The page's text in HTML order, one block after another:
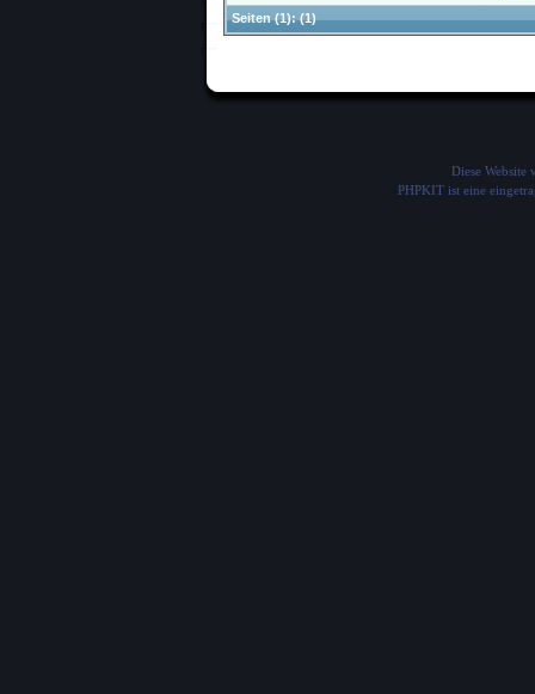
Seiten(1):(1)
Diese Website
PHPKIT ist eine